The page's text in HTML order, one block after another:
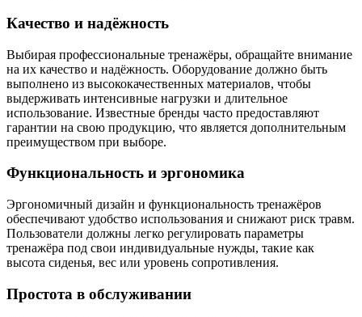
Качество и надёжность
Выбирая профессиональные тренажёры, обращайте внимание
на их качество и надёжность. Оборудование должно быть
выполнено из высококачественных материалов, чтобы
выдерживать интенсивные нагрузки и длительное
использование. Известные бренды часто предоставляют
гарантии на свою продукцию, что является дополнительным
преимуществом при выборе.
Функциональность и эргономика
Эргономичный дизайн и функциональность тренажёров
обеспечивают удобство использования и снижают риск травм.
Пользователи должны легко регулировать параметры
тренажёра под свои индивидуальные нужды, такие как
высота сиденья, вес или уровень сопротивления.
Простота в обслуживании